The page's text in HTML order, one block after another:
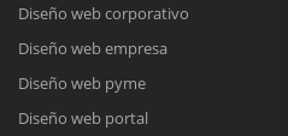
Diseño web corporativo
Diseño web empresa
Diseño web pyme
Diseño web portal